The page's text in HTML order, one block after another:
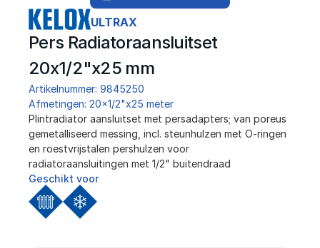
ULTRAX
Pers Radiatoraansluitset
20x1/2"x25 mm
Artikelnummer: 9845250
Afmetingen: 20x1/2"x25 meter
Plintradiator aansluitset met persadapters; van poreus
gemetalliseerd messing, incl. steunhulzen met O-ringen
en roestvrijstalen pershulzen voor
radiatoraansluitingen met 1/2" buitendraad
Geschikt voor